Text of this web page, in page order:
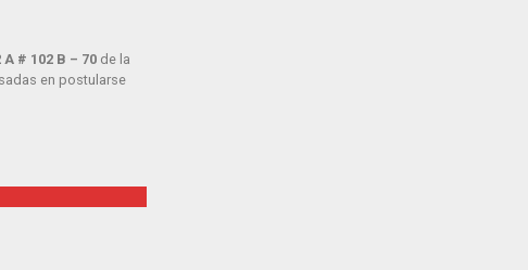
A # 102 B – 70 de la
en postularse